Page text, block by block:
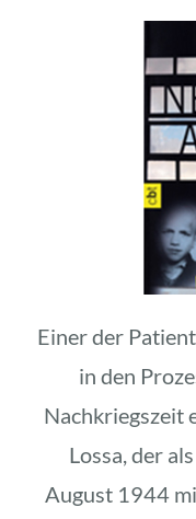
Einer der
in den
Nachkriegszeit
Lossa, der
August 1944